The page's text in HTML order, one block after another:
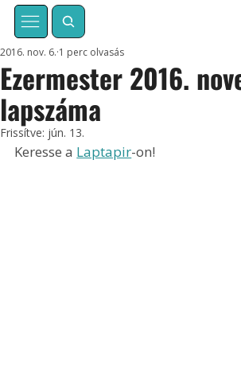
Ezermester 2016.
lapszáma
2016. nov. 6. 1 perc olvasás
Frissítve: jún. 13.
Keresse a Laptapir-on!